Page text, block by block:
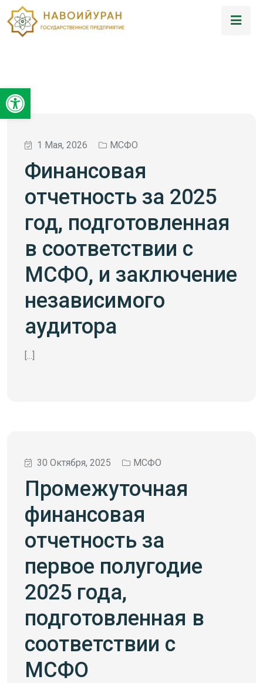
Открыть панель инструментов
1 Мая, 2026 МСФО
Финансовая
отчетность за 2025
год, подготовленная
в соответствии с
МСФО, и заключение
независимого
аудитора
[...]
30 Октября, 2025 МСФО
Промежуточная
финансовая
отчетность за
первое полугодие
2025 года,
подготовленная в
соответствии с
МСФО